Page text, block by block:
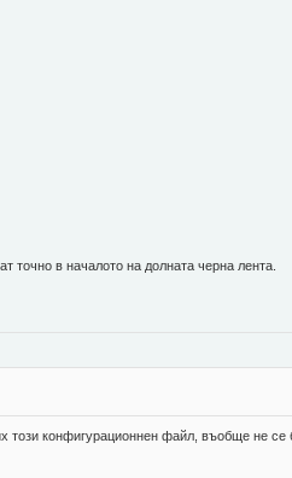
точно в началото на долната черна лента.
този конфигурационнен файл, въобще не